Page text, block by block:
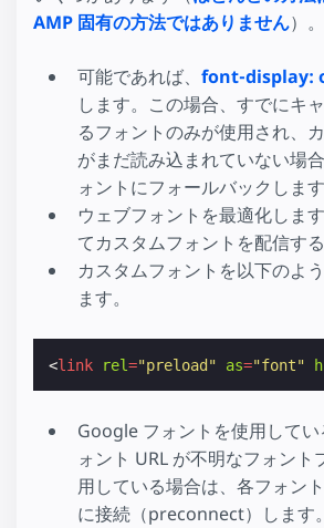
AMP 固有の方法ではありません）。
可能であれば、 font-display:
します。この場合、すでにキ
るフォントのみが使用され、
がまだ読み込まれていない場
ォントにフォールバックします
ウェブフォントを最適化しま
てカスタムフォントを配信する
カスタムフォントを以下のよ
ます。
<link rel="preload" as="font"
Google フォントを使用して
ォント URL が不明なフォント
用している場合は、各フォン
に接続（preconnect）します。